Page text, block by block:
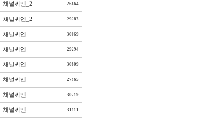
채널씨엔_2 26664
채널씨엔_2 29283
채널씨엔 30069
채널씨엔 29294
채널씨엔 30809
채널씨엔 27165
채널씨엔 30219
채널씨엔 31111